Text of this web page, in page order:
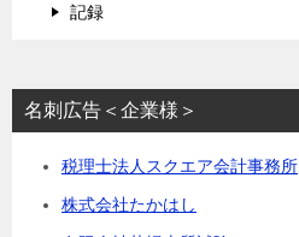
記録
名刺広告＜企業様＞
税理士法人スクエア会計事務所
株式会社たかはし